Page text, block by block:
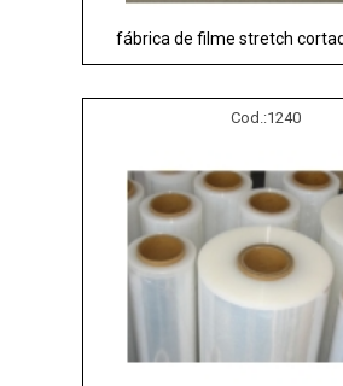
fábrica de filme stretch
Cod.:1240